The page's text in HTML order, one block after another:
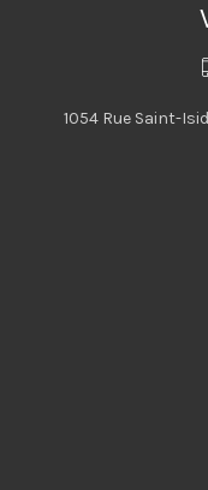
1054 Rue Saint-